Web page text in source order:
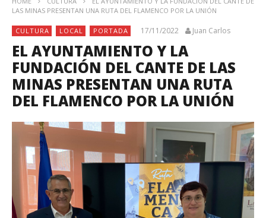
LAS MINAS PRESENTAN UNA RUTA DEL FLAMENCO POR LA UNIÓN
CULTURA LOCAL PORTADA 17/11/2022 Juan Carlos
EL AYUNTAMIENTO Y LA
FUNDACIÓN DEL CANTE DE LAS
MINAS PRESENTAN UNA RUTA
DEL FLAMENCO POR LA UNIÓN